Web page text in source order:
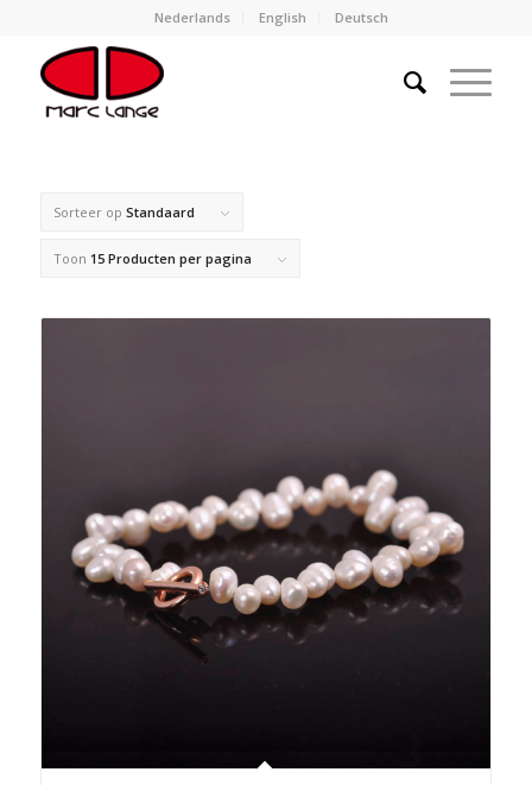
Nederlands English Deutsch
Sorteer op Standaard
Toon 15 Producten per pagina